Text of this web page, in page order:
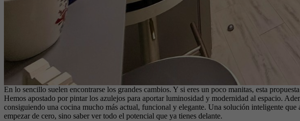
En lo sencillo suelen encontrarse los grandes cambios. Y si eres un poco manitas, esta
Hemos apostado por pintar los azulejos para aportar luminosidad y modernidad al espacio.
consiguiendo una cocina mucho más actual, funcional y elegante. Una solución inteligente
empezar de cero, sino saber ver todo el potencial que ya tienes delante.